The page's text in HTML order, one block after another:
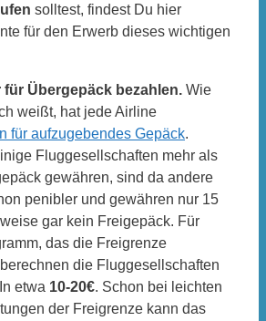
solltest, findest Du hier
für den Erwerb dieses wichtigen
für Übergepäck bezahlen. Wie
weißt, hat jede Airline
für aufzugebendes Gepäck.
Fluggesellschaften mehr als
gewähren, sind da andere
penibler und gewähren nur 15
gar kein Freigepäck. Für
das die Freigrenze
die Fluggesellschaften
etwa 10-20€. Schon bei leichten
der Freigrenze kann das